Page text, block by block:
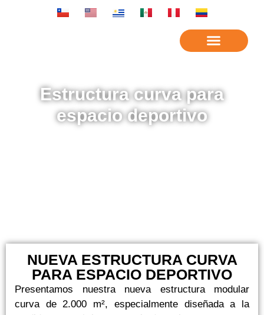
Estructura curva para
espacio deportivo
NUEVA ESTRUCTURA CURVA
PARA ESPACIO DEPORTIVO
Presentamos nuestra nueva estructura modular
curva de 2.000 m², especialmente diseñada a la